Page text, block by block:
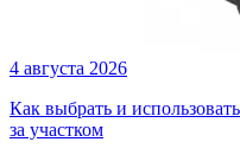
4 августа 2026
Как выбрать и
за участком